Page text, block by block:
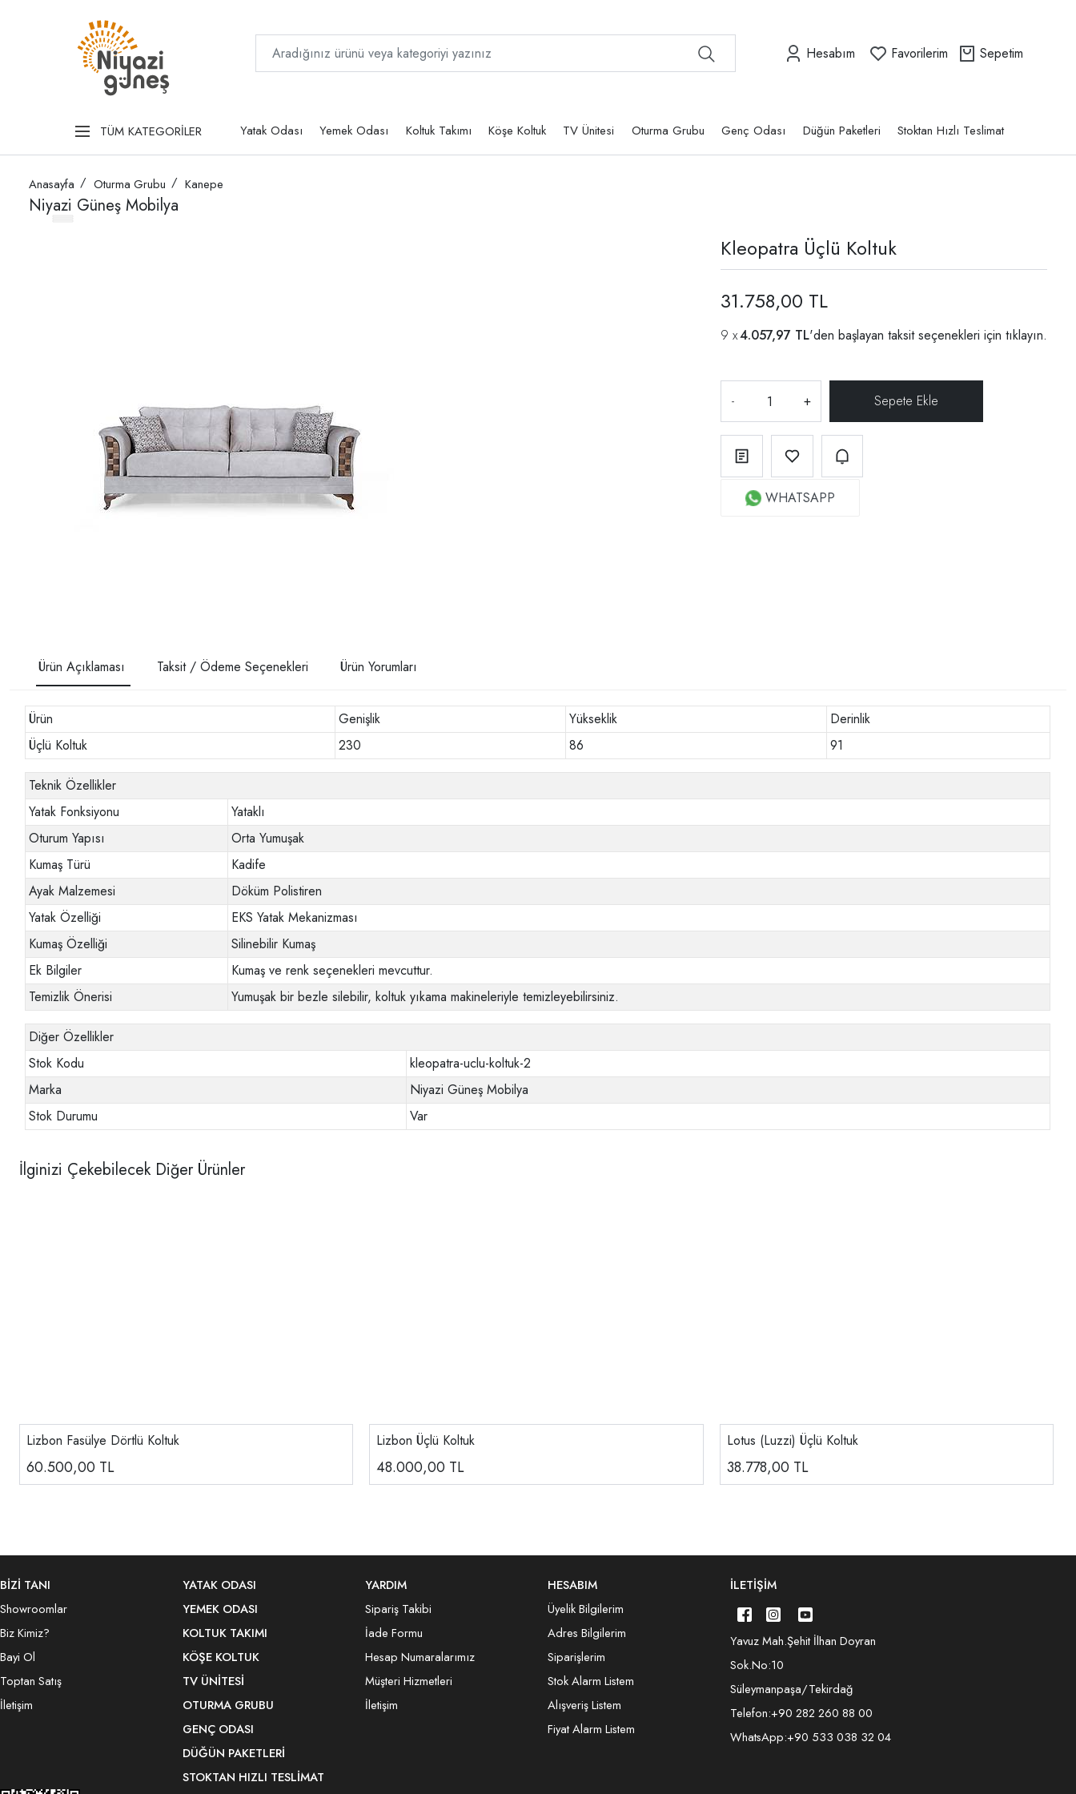
Hesabım Favorilerim Sepetim
TÜM KATEGORİLER Yatak Odası Yemek Odası Koltuk Takımı Köşe Koltuk TV Ünitesi Oturma Grubu Genç Odası Düğün Paketleri Stoktan Hızlı Teslimat
Anasayfa Oturma Grubu Kanepe
Niyazi Güneş Mobilya
Kleopatra Üçlü Koltuk
31.758,00 TL
4.057,97 TL'den başlayan taksit seçenekleri için tıklayın.
- +
WHATSAPP
Ürün Açıklaması Taksit / Ödeme Seçenekleri Ürün Yorumları
Ürün Genişlik Yükseklik
Derinlik
Üçlü Koltuk
230 86 91
Teknik Özellikler
Yatak Fonksiyonu
Yataklı
Oturum Yapısı
Orta Yumuşak
Kumaş Türü
Kadife
Ayak Malzemesi
Döküm Polistiren
Yatak Özelliği
EKS Yatak Mekanizması
Kumaş Özelliği
Silinebilir Kumaş
Ek Bilgiler
Kumaş ve renk seçenekleri mevcuttur.
Temizlik Önerisi
Yumuşak bir bezle silebilir, koltuk yıkama makineleriyle temizleyebilirsiniz.
Diğer Özellikler
Stok Kodu
kleopatra-uclu-koltuk-2
Marka
Niyazi Güneş Mobilya
Stok Durumu
Var
İlginizi Çekebilecek Diğer Ürünler
Lizbon Fasülye Dörtlü Koltuk
60.500,00 TL
Lizbon Üçlü Koltuk
48.000,00 TL
Lotus (Luzzi) Üçlü Koltuk
38.778,00 TL
BİZİ TANI
Showroomlar
Biz Kimiz?
Bayi Ol
Toptan Satış
İletişim
YATAK ODASI
YEMEK ODASI
KOLTUK TAKIMI
KÖŞE KOLTUK
TV ÜNITESI
OTURMA GRUBU
GENÇ ODASI
DÜĞÜN PAKETLERI
STOKTAN HIZLI TESLIMAT
YARDIM
Sipariş Takibi
İade Formu
Hesap Numaralarımız
Müşteri Hizmetleri
İletişim
HESABIM
Üyelik Bilgilerim
Adres Bilgilerim
Siparişlerim
Stok Alarm Listem
Alışveriş Listem
Fiyat Alarm Listem
İLETIŞIM
Yavuz Mah.Şehit İlhan Doyran
Sok.No:10
Süleymanpaşa/Tekirdağ
Telefon:+90 282 260 88 00
WhatsApp:+90 533 038 32 04